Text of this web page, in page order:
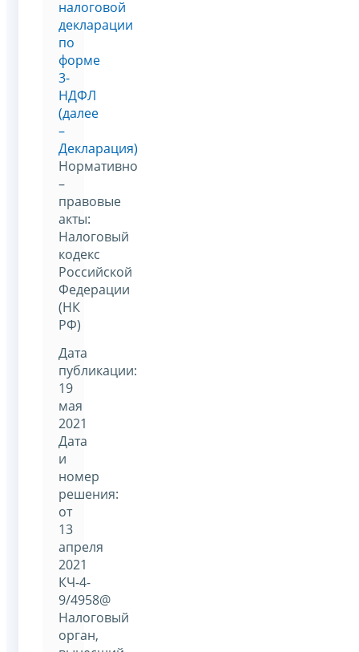
налоговой
декларации
по
форме
3-
НДФЛ
(далее
–
Декларация)
Нормативно
–
правовые
акты:
Налоговый
кодекс
Российской
Федерации
(НК
РФ)
Дата
публикации:
19
мая
2021
Дата
и
номер
решения:
от
13
апреля
2021
КЧ-4-
9/4958@
Налоговый
орган,